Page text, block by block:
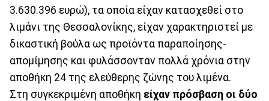
3.630.396 ευρώ), τα οποία είχαν κατασχεθεί στο
λιμάνι της Θεσσαλονίκης, είχαν χαρακτηριστεί με
δικαστική βούλα ως προϊόντα παραποίησης-
απομίμησης και φυλάσσονταν πολλά χρόνια στην
αποθήκη 24 της ελεύθερης ζώνης του λιμένα.
Στη συγκεκριμένη αποθήκη είχαν πρόσβαση οι δύο